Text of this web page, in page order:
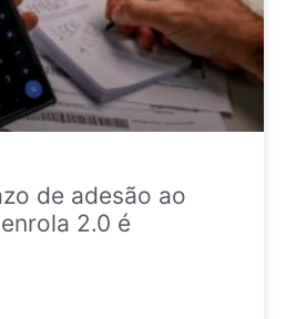
de adesão ao
2.0 é